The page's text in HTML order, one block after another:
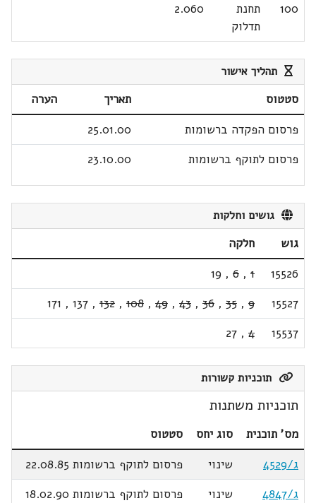
100
תחנת
תדלוק
2.060
תהליך אישור
סטטוס תאריך
הערה
פרסום הפקדה ברשומות
25.01.00
פרסום לתוקף ברשומות
23.10.00
גושים וחלקות
גוש
חלקה
15526
1
,
6
,
19
15527
9
,
35
,
36
,
43
,
49
,
108
,
132
,
137
,
171
15537
4
,
27
תוכניות קשורות
תוכניות משתנות
מס' תוכנית סוג יחס
סטטוס
ג/4529
שינוי
פרסום לתוקף ברשומות 22.08.85
ג/4847
שינוי פרסום לתוקף ברשומות 18.02.90